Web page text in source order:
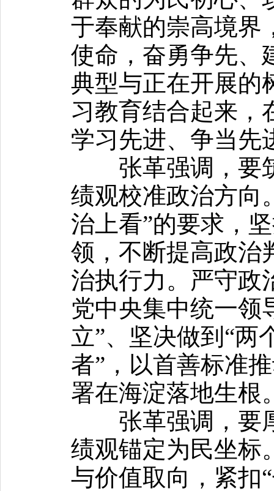
于奉献的崇高境界
使命，奋勇争先、
典型与正在开展的
习教育结合起来，
学习先进、争当先
张革强调，要
绩观校准政治方向
治上看”的要求，
领，不断提高政治
治执行力。严守政
党中央集中统一领
立”、坚决做到“两
者”，以首善标准
署在海淀落地生根
张革强调，要
绩观锚定为民坐标
与价值取向，紧扣